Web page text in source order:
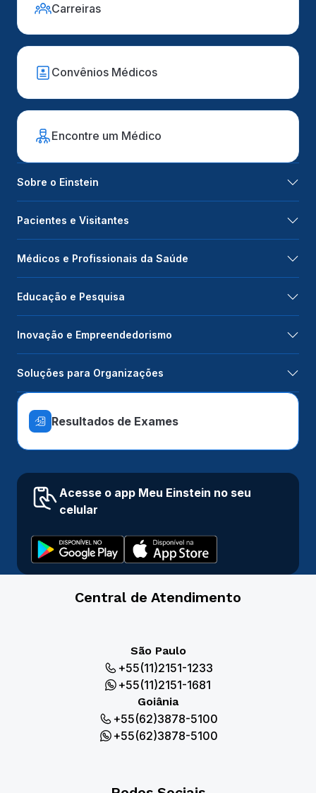
Carreiras
Convênios Médicos
Encontre um Médico
Sobre o Einstein
Pacientes e Visitantes
Médicos e Profissionais da Saúde
Educação e Pesquisa
Inovação e Empreendedorismo
Soluções para Organizações
Resultados de Exames
Acesse o app Meu Einstein no seu
celular
Central de Atendimento
São Paulo
+55(11)2151-1233
+55(11)2151-1681
Goiânia
+55(62)3878-5100
+55(62)3878-5100